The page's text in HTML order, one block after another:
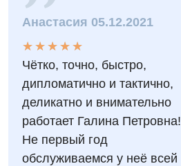
Мероприятия БПР
Энциклопедия
Программа лояльности
Отзывы
Видео
Диагностика
Инструментальная диагностика
Рентгенография
УЗИ
Эндоскопическое отделение
Декларирование
Анастасия 05.12.2021
★
★
★
★
★
★ ★ ★ ★ ★
Чётко, точно, быстро,
дипломатично и тактично,
деликатно и внимательно
работает Галина Петровна!
Не первый год
обслуживаемся у неё всей